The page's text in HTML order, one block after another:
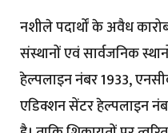
नशीले पदार्थों के अवैध
संस्थानों एवं सार्वजनिक
हेल्पलाइन नंबर 1933,
एडिक्शन सेंटर हेल्पलाइन